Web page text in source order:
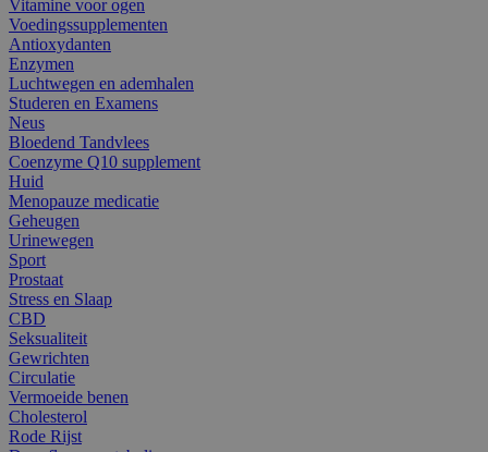
Vitamine voor ogen
Voedingssupplementen
Antioxydanten
Enzymen
Luchtwegen en ademhalen
Studeren en Examens
Neus
Bloedend Tandvlees
Coenzyme Q10 supplement
Huid
Menopauze medicatie
Geheugen
Urinewegen
Sport
Prostaat
Stress en Slaap
CBD
Seksualiteit
Gewrichten
Circulatie
Vermoeide benen
Cholesterol
Rode Rijst